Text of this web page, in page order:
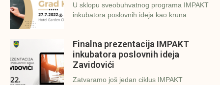
U sklopu sveobuhvatnog programa IMPAKT
inkubatora poslovnih ideja kao kruna
Finalna prezentacija IMPAKT
inkubatora poslovnih ideja
Zavidovići
Zatvaramo još jedan ciklus IMPAKT